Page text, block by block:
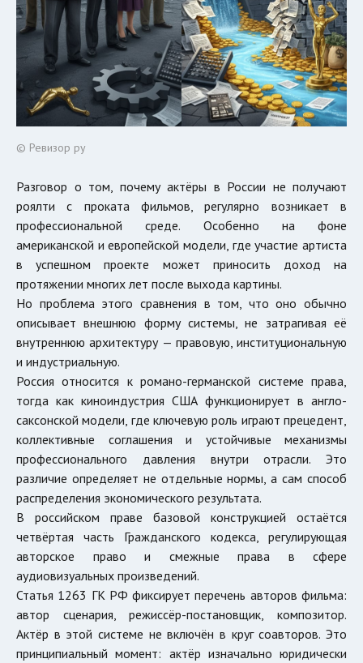
© Ревизор ру
Разговор о том, почему актёры в России не получают
роялти с проката фильмов, регулярно возникает в
профессиональной среде. Особенно на фоне
американской и европейской модели, где участие артиста
в успешном проекте может приносить доход на
протяжении многих лет после выхода картины.
Но проблема этого сравнения в том, что оно обычно
описывает внешнюю форму системы, не затрагивая её
внутреннюю архитектуру — правовую, институциональную
и индустриальную.
Россия относится к романо-германской системе права,
тогда как киноиндустрия США функционирует в англо-
саксонской модели, где ключевую роль играют прецедент,
коллективные соглашения и устойчивые механизмы
профессионального давления внутри отрасли. Это
различие определяет не отдельные нормы, а сам способ
распределения экономического результата.
В российском праве базовой конструкцией остаётся
четвёртая часть Гражданского кодекса, регулирующая
авторское право и смежные права в сфере
аудиовизуальных произведений.
Статья 1263 ГК РФ фиксирует перечень авторов фильма:
автор сценария, режиссёр-постановщик, композитор.
Актёр в этой системе не включён в круг соавторов. Это
принципиальный момент: актёр изначально юридически